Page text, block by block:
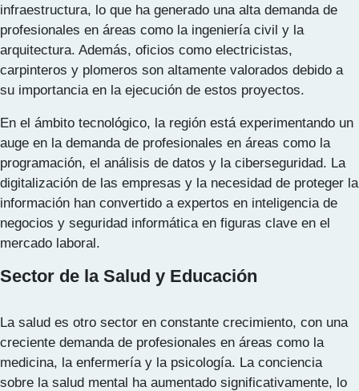
infraestructura, lo que ha generado una alta demanda de
profesionales en áreas como la ingeniería civil y la
arquitectura. Además, oficios como electricistas,
carpinteros y plomeros son altamente valorados debido a
su importancia en la ejecución de estos proyectos.
En el ámbito tecnológico, la región está experimentando un
auge en la demanda de profesionales en áreas como la
programación, el análisis de datos y la ciberseguridad. La
digitalización de las empresas y la necesidad de proteger la
información han convertido a expertos en inteligencia de
negocios y seguridad informática en figuras clave en el
mercado laboral.
Sector de la Salud y Educación
La salud es otro sector en constante crecimiento, con una
creciente demanda de profesionales en áreas como la
medicina, la enfermería y la psicología. La conciencia
sobre la salud mental ha aumentado significativamente, lo